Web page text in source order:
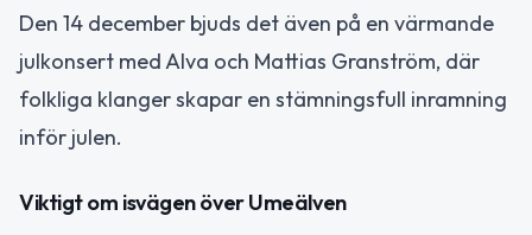
Den 14 december bjuds det även på en värmande
julkonsert med Alva och Mattias Granström, där
folkliga klanger skapar en stämningsfull inramning
inför julen.
Viktigt om isvägen över Umeälven